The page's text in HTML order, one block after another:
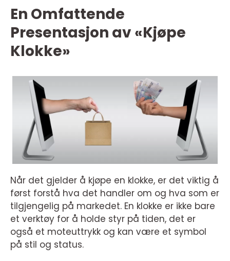
En Omfattende
Presentasjon av «Kjøpe
Klokke»
Når det gjelder å kjøpe en klokke, er det viktig å
først forstå hva det handler om og hva som er
tilgjengelig på markedet. En klokke er ikke bare
et verktøy for å holde styr på tiden, det er
også et moteuttrykk og kan være et symbol
på stil og status.